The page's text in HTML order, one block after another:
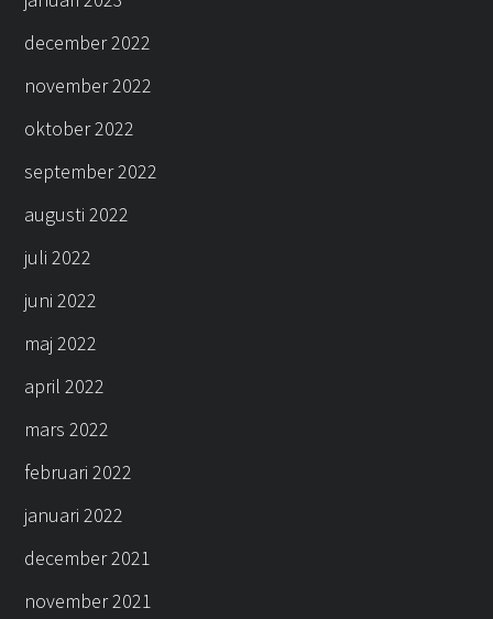
december 2022
november 2022
oktober 2022
september 2022
augusti 2022
juli 2022
juni 2022
maj 2022
april 2022
mars 2022
februari 2022
januari 2022
december 2021
november 2021